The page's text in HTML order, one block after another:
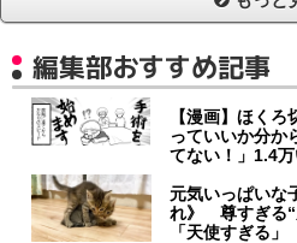
編集部おすすめ記事
【漫画】ほく
っていいか分
てない！」1.4
元気いっぱいな
れ》 尊すぎる“
「天使すぎる」